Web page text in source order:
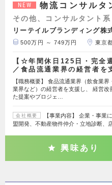
NEW 物流コンサルタ
その他、コンサルタント系
リーテイルブランディング株
500万円 ～ 749万円 東京
【☆年間休日125日・完全
／食品流通業界の経営者を
【職務概要】 食品流通業界（飲食業
業界など）の経営者を支援し、 経営改
た提案やプロジェ…
会社概要
【事業内容】 企業・事業
盟開発、不動産物件仲介・立地診断、
興味あり